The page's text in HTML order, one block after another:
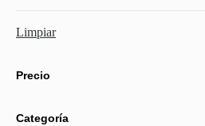
Limpiar
Precio
Categoría